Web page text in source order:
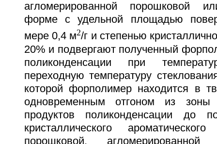
агломерированной порошковой
форме с удельной площадью
мере 0,4 м2/г и степенью
20% и подвергают полученный
поликонденсации при
переходную температуру
которой форполимер находится в
одновременным отгоном из зоны
продуктов поликонденсации до
кристаллического
порошковой,